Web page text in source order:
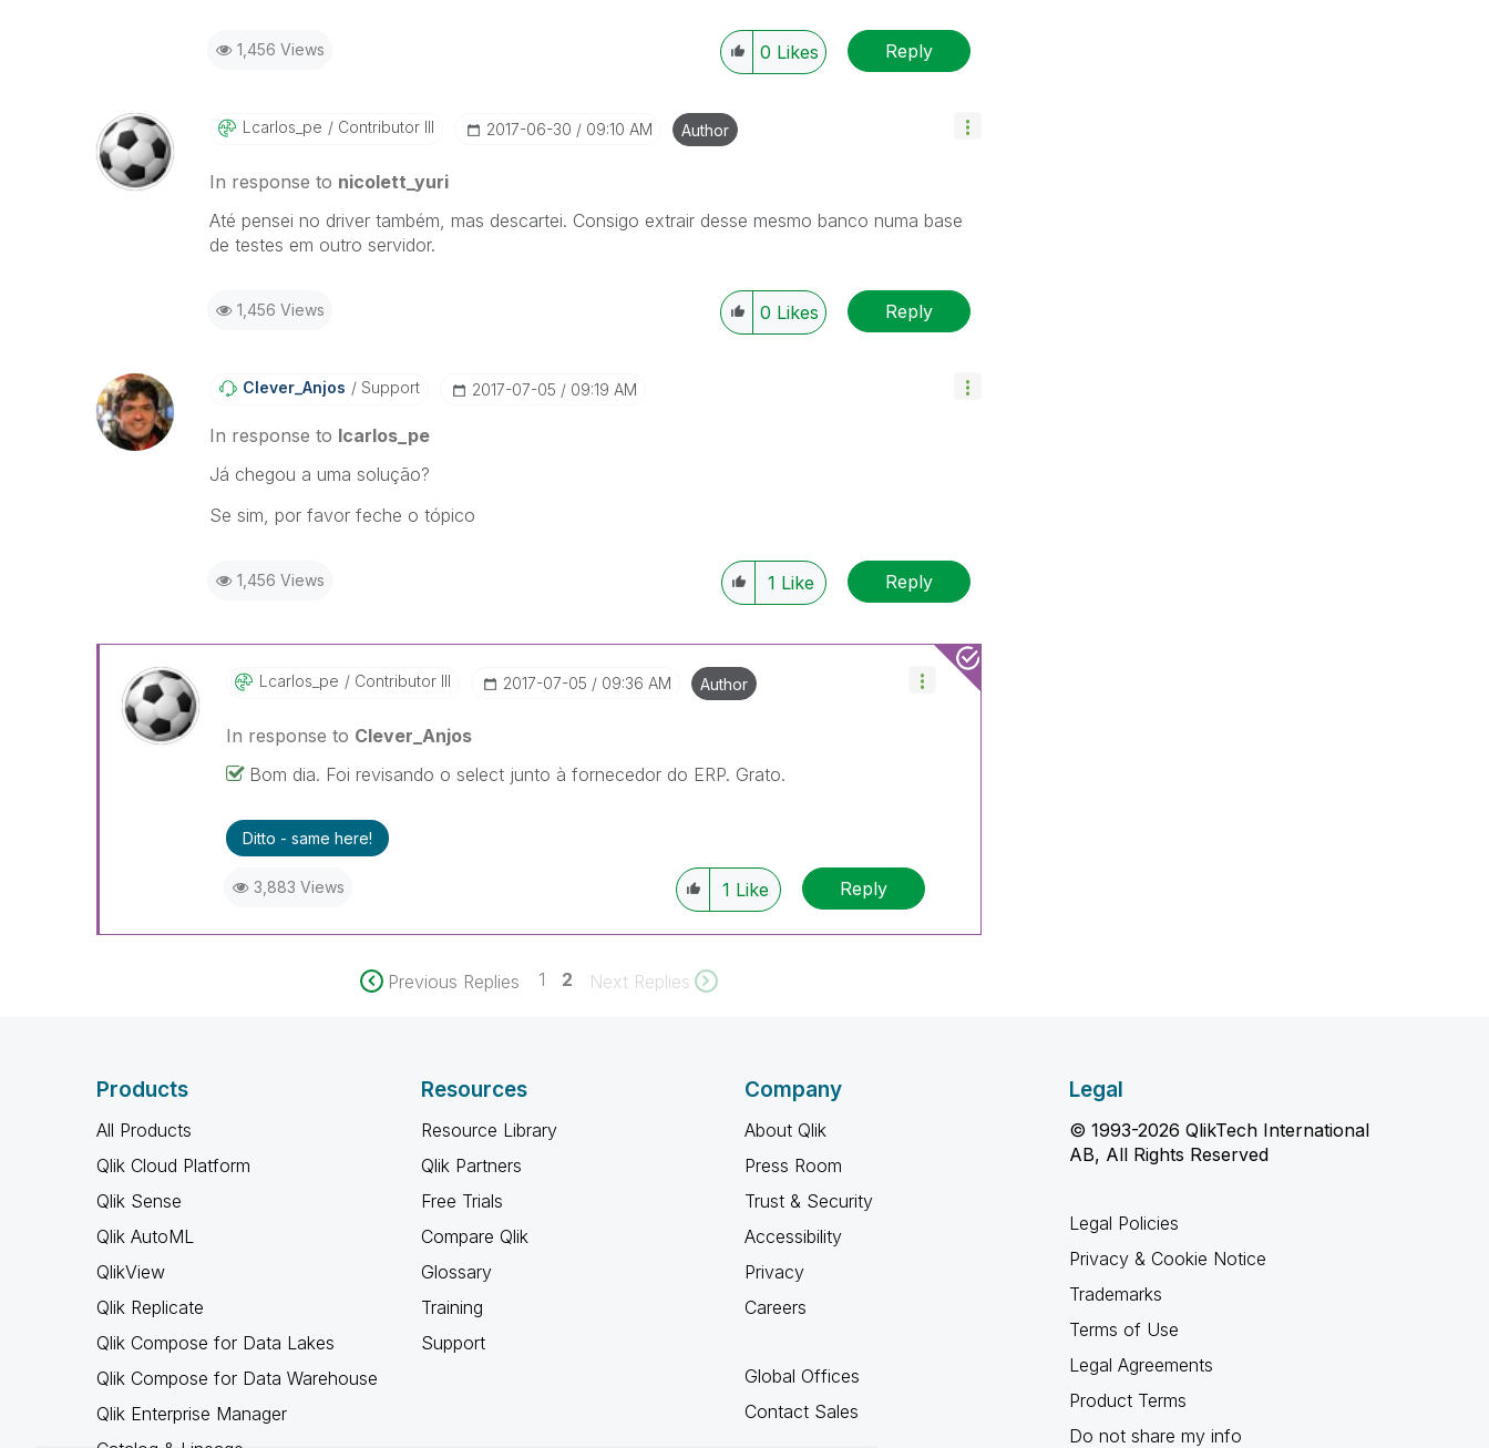
1,456 Views 0 Likes Reply
Lcarlos_pe Contributor III ‎2017-06-30 09:10 AM Author
In response to nicolett_yuri
Até pensei no driver também, mas descartei. Consigo extrair desse mesmo banco numa base
de testes em outro servidor.
1,456 Views 0 Likes Reply
Clever_Anjos Support ‎2017-07-05 09:19 AM
In response to lcarlos_pe
Já chegou a uma solução?
Se sim, por favor feche o tópico
1,456 Views 1 Like Reply
Lcarlos_pe Contributor III ‎2017-07-05 09:36 AM Author
In response to Clever_Anjos
Bom dia. Foi revisando o select junto à fornecedor do ERP. Grato.
Ditto - same here!
3,883 Views 1 Like Reply
Previous Replies 1 2 Next Replies
Products
All Products
Qlik Cloud Platform
Qlik Sense
Qlik AutoML
QlikView
Qlik Replicate
Qlik Compose for Data Lakes
Qlik Compose for Data Warehouse
Qlik Enterprise Manager
Resources
Resource Library
Qlik Partners
Free Trials
Compare Qlik
Glossary
Training
Support
Company
About Qlik
Press Room
Trust & Security
Accessibility
Privacy
Careers
Global Offices
Contact Sales
Legal
© 1993-2026 QlikTech International
AB, All Rights Reserved
Legal Policies
Privacy & Cookie Notice
Trademarks
Terms of Use
Legal Agreements
Product Terms
Do not share my info